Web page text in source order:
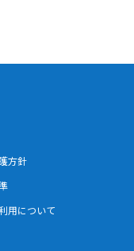
方針
用について